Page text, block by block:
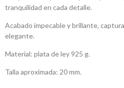
tranquilidad en cada detalle.
Acabado impecable y brillante,
elegante.
Material: plata de ley 925 g.
Talla aproximada: 20 mm.